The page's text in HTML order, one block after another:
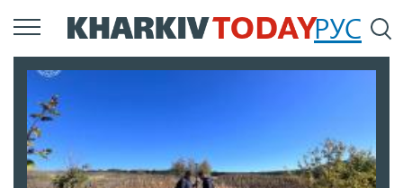
Перейти
до
РУС